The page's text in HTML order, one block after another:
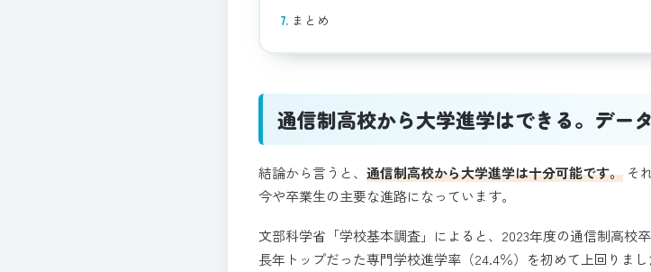
まとめ
通信制高校から大学進学はできる。デー
結論から言うと、 通信制高校から大学進学は十分可能です。 そ
今や卒業生の主要な進路になっています。
文部科学省「学校基本調査」によると、2023年度の通信制高校
長年トップだった専門学校進学率（24.4％）を初めて上回りま